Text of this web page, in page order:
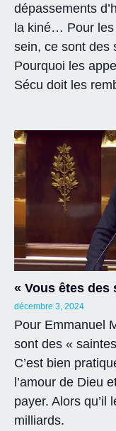
dépassements
la kiné… Pour les
sein, ce sont des
Pourquoi les
Sécu doit les
« Vous êtes des
décembre 3, 2024
Pour Emmanuel
sont des «
C’est bien
l’amour de Dieu
payer. Alors qu’il
milliards.